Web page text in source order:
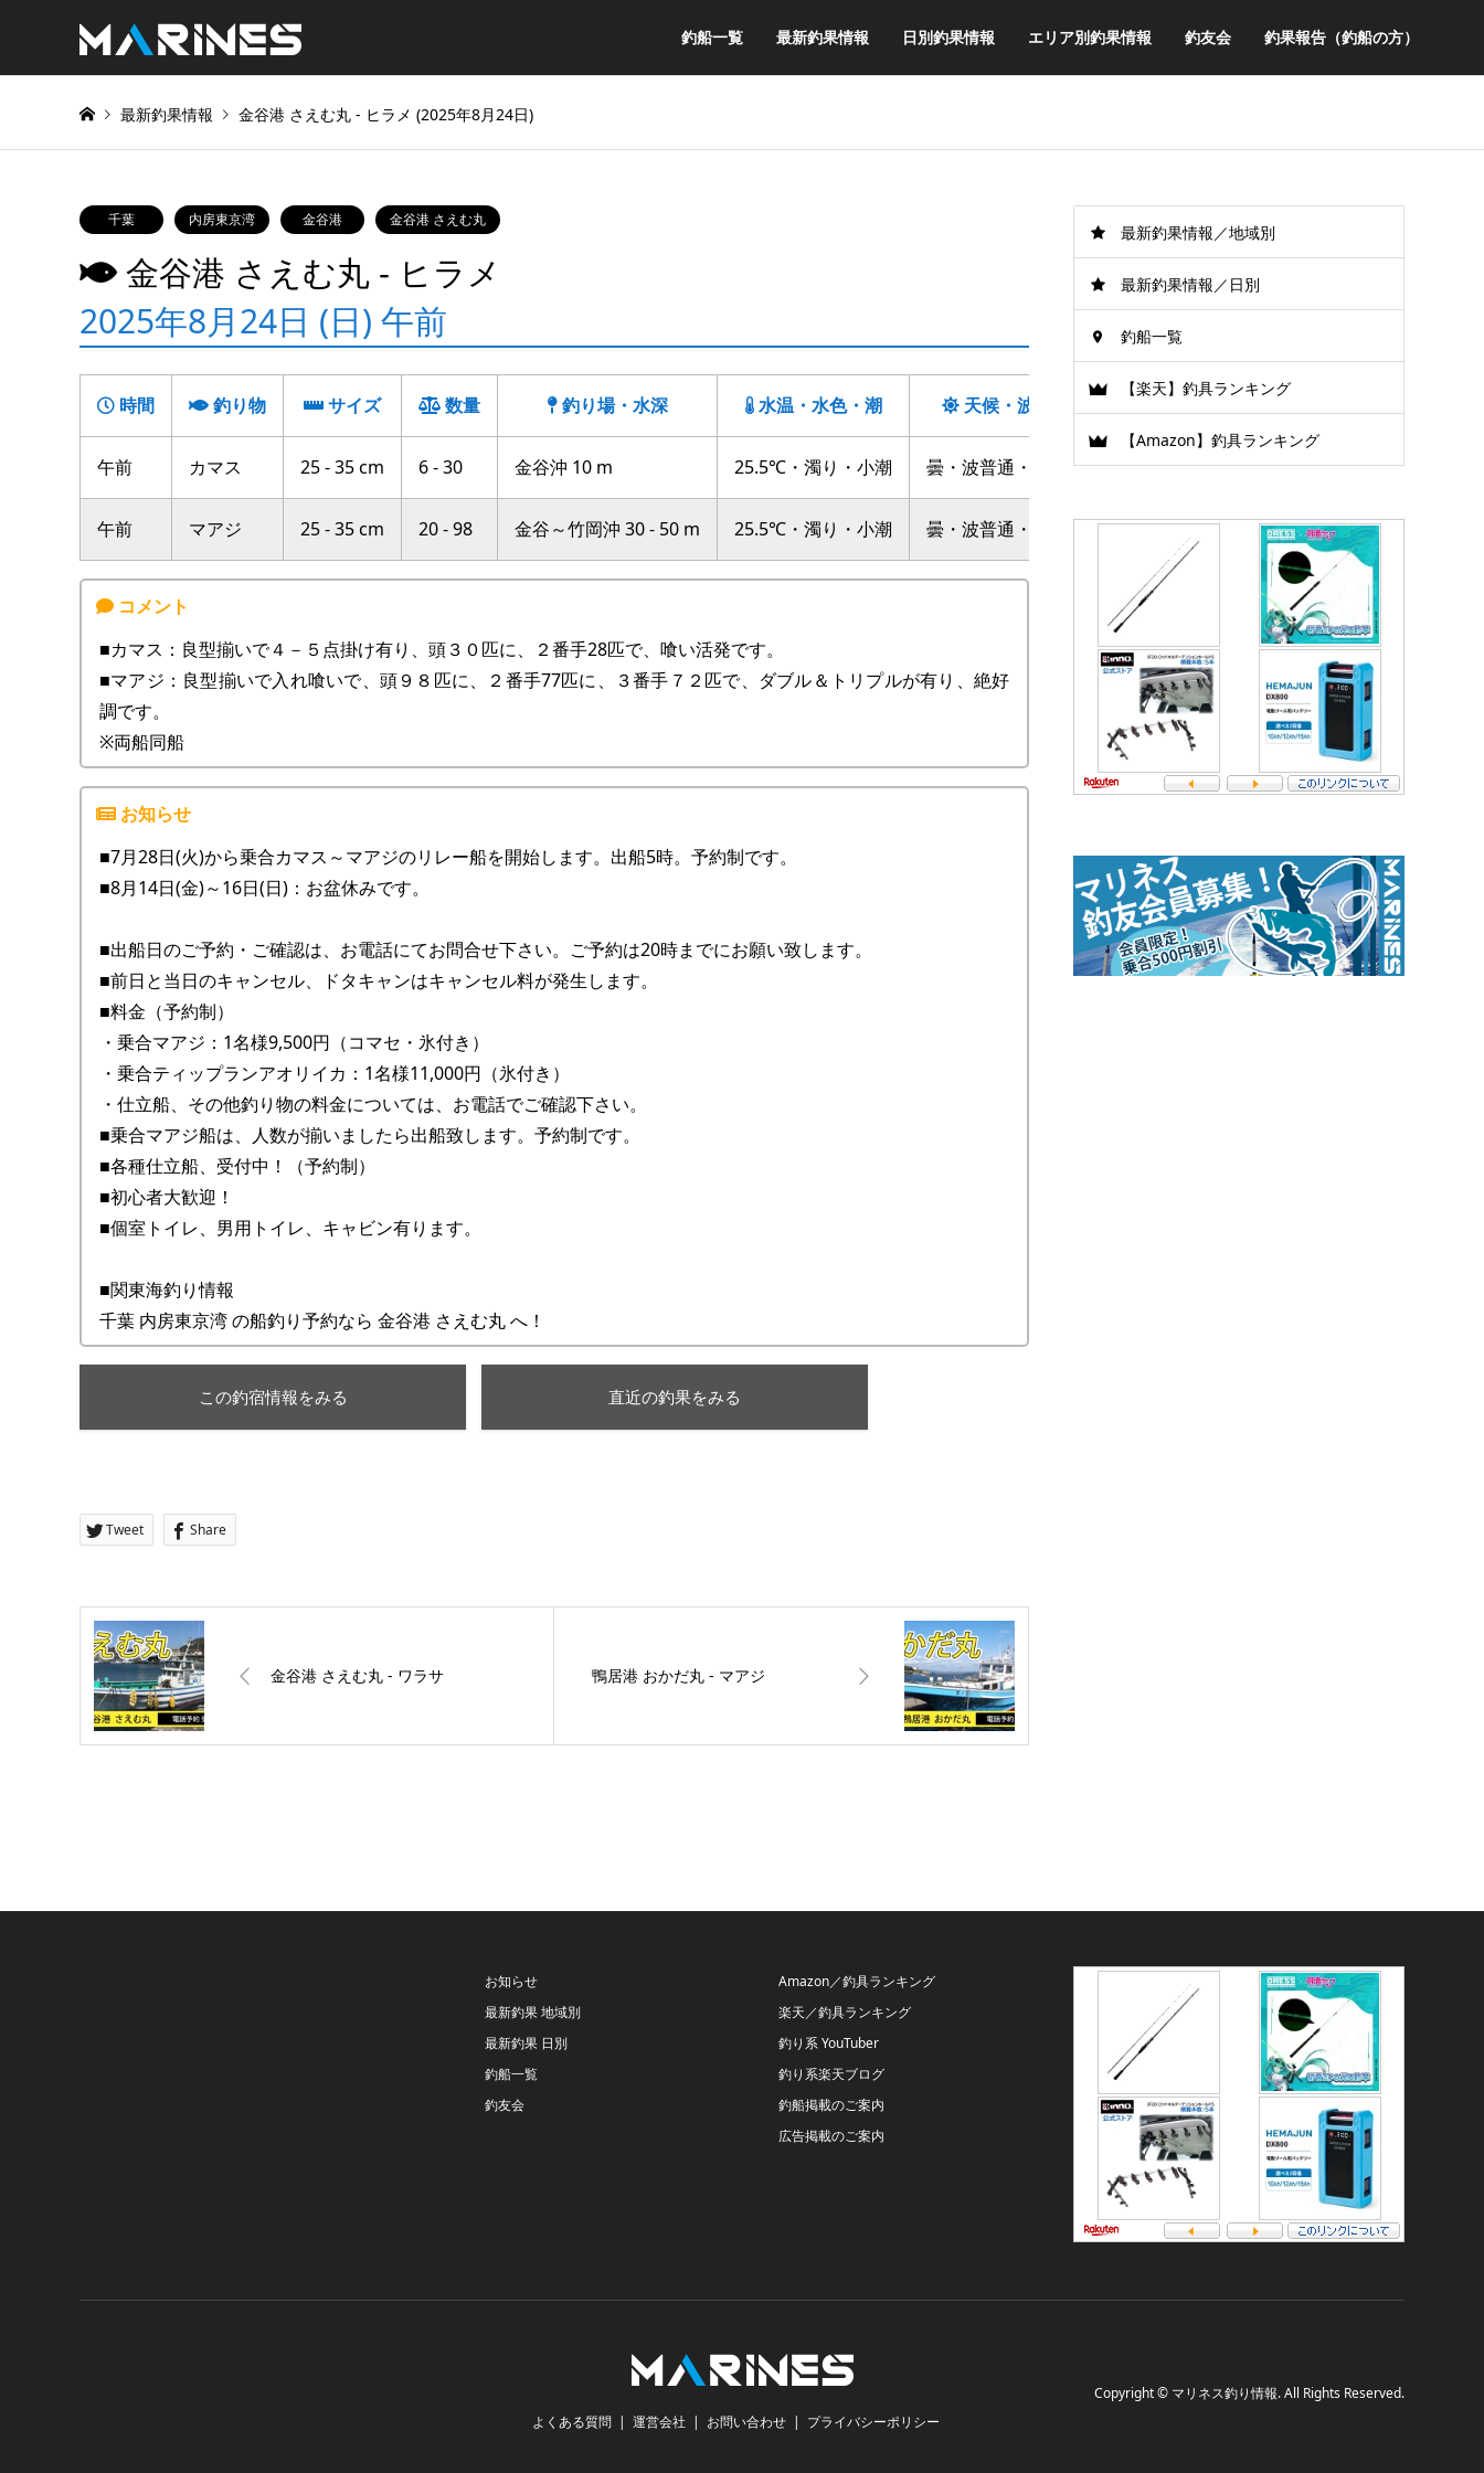
釣船一覧 最新釣果情報 日別釣果情報 エリア別釣果情報 釣友会 釣果報告（釣船の方）
最新釣果情報 金谷港 さえむ丸 ‐ ヒラメ (2025年8月24日)
千葉 内房東京湾 金谷港 金谷港 さえむ丸
金谷港 さえむ丸 ‐ ヒラメ
2025年8月24日 (日) 午前
時間 釣り物 サイズ 数量 釣り場・水深 水温・水色・潮 天候・波・風
午前 カマス 25 - 35 cm 6 - 30 金谷沖 10 m 25.5℃・濁り・小潮 曇・波普通・風少々
午前 マアジ 25 - 35 cm 20 - 98 金谷～竹岡沖 30 - 50 m 25.5℃・濁り・小潮 曇・波普通・風少々
■カマス：良型揃いで４－５点掛け有り、頭３０匹に、２番手28匹で、喰い活発です。
■マアジ：良型揃いで入れ喰いで、頭９８匹に、２番手77匹に、３番手７２匹で、ダブル＆トリプルが有り、絶好
調です。
※両船同船
■7月28日(火)から乗合カマス～マアジのリレー船を開始します。出船5時。予約制です。
■8月14日(金)～16日(日)：お盆休みです。
■出船日のご予約・ご確認は、お電話にてお問合せ下さい。ご予約は20時までにお願い致します。
■前日と当日のキャンセル、ドタキャンはキャンセル料が発生します。
■料金（予約制）
・乗合マアジ：1名様9,500円（コマセ・氷付き）
・乗合ティップランアオリイカ：1名様11,000円（氷付き）
・仕立船、その他釣り物の料金については、お電話でご確認下さい。
■乗合マアジ船は、人数が揃いましたら出船致します。予約制です。
■各種仕立船、受付中！（予約制）
■初心者大歓迎！
■個室トイレ、男用トイレ、キャビン有ります。
■関東海釣り情報
千葉 内房東京湾 の船釣り予約なら 金谷港 さえむ丸 へ！
この釣宿情報をみる 直近の釣果をみる
Tweet Share
金谷港 さえむ丸 ‐ ワラサ 鴨居港 おかだ丸 ‐ マアジ
最新釣果情報／地域別
最新釣果情報／日別
釣船一覧
【楽天】釣具ランキング
【Amazon】釣具ランキング
お知らせ
最新釣果 地域別
最新釣果 日別
釣船一覧
釣友会
Amazon／釣具ランキング
楽天／釣具ランキング
釣り系 YouTuber
釣り系楽天ブログ
釣船掲載のご案内
広告掲載のご案内
よくある質問 運営会社 お問い合わせ プライバシーポリシー
Copyright© マリネス釣り情報. All Rights Reserved.